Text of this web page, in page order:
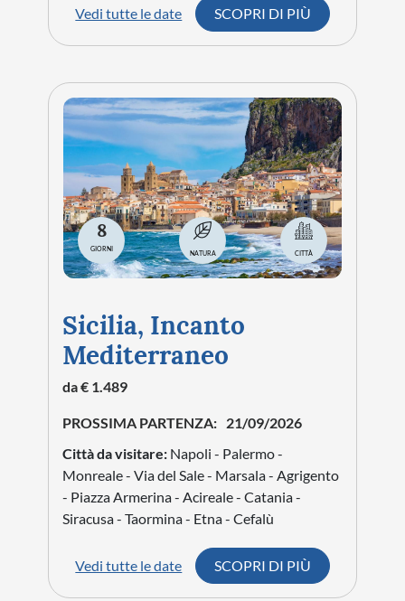
straordinario valore.
mura, torri, piazze e palazzi in pietra che
raccontano secoli di storia. Tuscania conserva
ancora oggi un'atmosfera autentica e tranquilla,
circondata da dolci colline, uliveti e paesaggi
tipici della Maremma laziale.
La città conquista con il fascino delle sue
architetture romaniche e con uno dei centri
storici meglio conservati della Tuscia.
Scopri i nostri tour a
Tuscania organizzati!
porteremo alla scoperta dei luoghi più
rappresentativi della città. Potrai visitare le
Maggiore, passeggiare nel borgo medievale e
scoprire le antiche necropoli etrusche che
testimoniano il glorioso passato del territorio.
Scoprirai una terra ricca di storia, arte e
tradizioni, immersa in uno dei paesaggi più
autentici dell'Italia centrale.